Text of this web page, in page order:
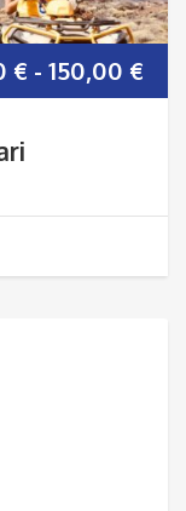
€ - 150,00 €